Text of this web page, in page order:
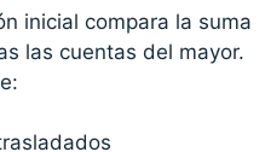
inicial compara la suma
las cuentas del mayor.